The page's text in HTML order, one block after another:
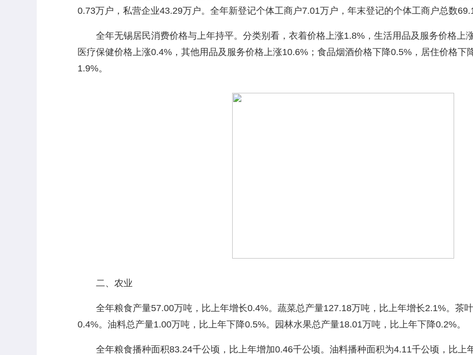
0.73万户，私营企业43.29万户。全年新登记个体工商户7.01万户，年末登记的个体工商户总数
全年无锡居民消费价格与上年持平。分类别看，衣着价格上涨1.8%，生活用品及服务价格上
医疗保健价格上涨0.4%，其他用品及服务价格上涨10.6%；食品烟酒价格下降0.5%，居住价格下
1.9%。
二、农业
全年粮食产量57.00万吨，比上年增长0.4%。蔬菜总产量127.18万吨，比上年增长2.1%。茶
0.4%。油料总产量1.00万吨，比上年下降0.5%。园林水果总产量18.01万吨，比上年下降0.2%。
全年粮食播种面积83.24千公顷，比上年增加0.46千公顷。油料播种面积为4.11千公顷，比上